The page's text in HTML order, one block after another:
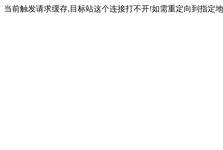
当前触发请求缓存,目标站这个连接打不开!如需重定向到指定